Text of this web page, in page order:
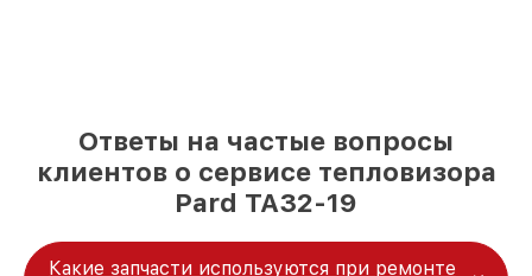
Ответы на частые вопросы
клиентов о сервисе тепловизора
Pard TA32-19
Какие запчасти используются при ремонте